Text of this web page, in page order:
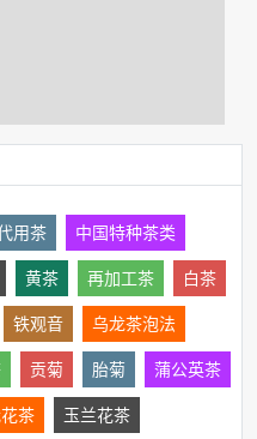
用茶
中国特种茶类
黄茶 再加工茶
白茶
铁观音
乌龙茶泡法
贡菊 胎菊
蒲公英茶
茶
玉兰花茶